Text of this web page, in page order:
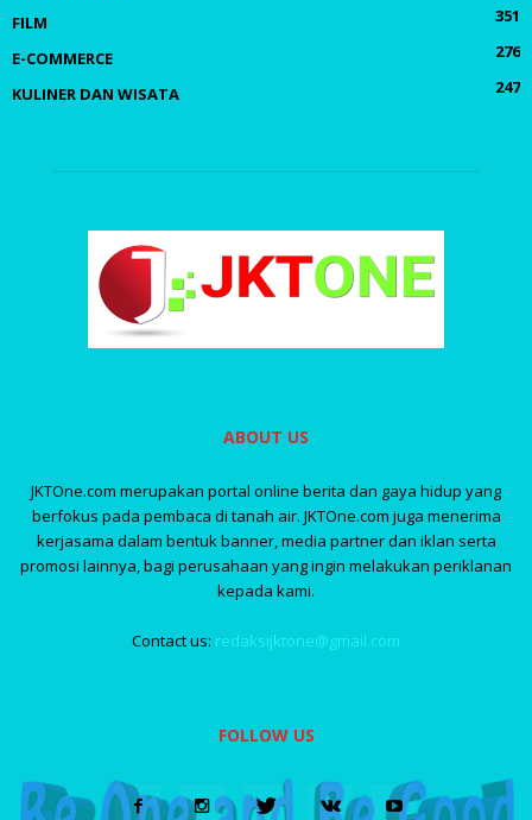
FILM
351
E-COMMERCE
276
KULINER DAN WISATA
247
ABOUT US
JKTOne.com merupakan portal online berita dan gaya hidup yang
berfokus pada pembaca di tanah air. JKTOne.com juga menerima
kerjasama dalam bentuk banner, media partner dan iklan serta
promosi lainnya, bagi perusahaan yang ingin melakukan periklanan
kepada kami.
Contact us: redaksijktone@gmail.com
FOLLOW US